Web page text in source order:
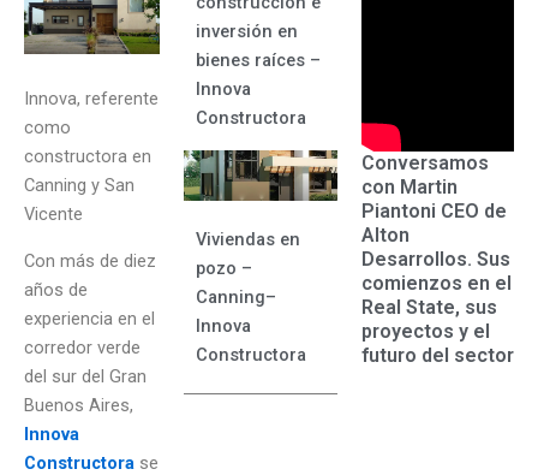
Innova, referente
como
constructora en
Canning y San
Vicente
Con más de diez
años de
experiencia en el
corredor verde
del sur del Gran
Buenos Aires,
Innova
Constructora se
inversión en
bienes raíces –
Innova
Constructora
Viviendas en
pozo –
Canning–
Innova
Constructora
Conversamos
con Martin
Piantoni CEO de
Alton
Desarrollos. Sus
comienzos en el
Real State, sus
proyectos y el
futuro del sector